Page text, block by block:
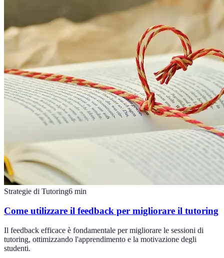
Strategie di Tutoring6 min
Come utilizzare il feedback per migliorare il tutoring
Il feedback efficace è fondamentale per migliorare le sessioni di
tutoring, ottimizzando l'apprendimento e la motivazione degli
studenti.